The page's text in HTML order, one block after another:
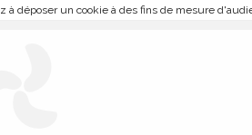
à déposer un cookie à des fins de mesure